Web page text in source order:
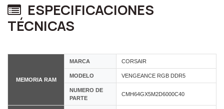
ESPECIFICACIONES
TÉCNICAS
MEMORIA RAM
MARCA CORSAIR
MODELO VENGEANCE RGB DDR5
NUMERO DE
PARTE
CMH64GX5M2D6000C40